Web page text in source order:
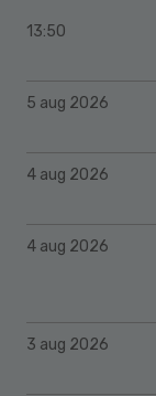
13:50
5 aug 2026
4 aug 2026
4 aug 2026
3 aug 2026